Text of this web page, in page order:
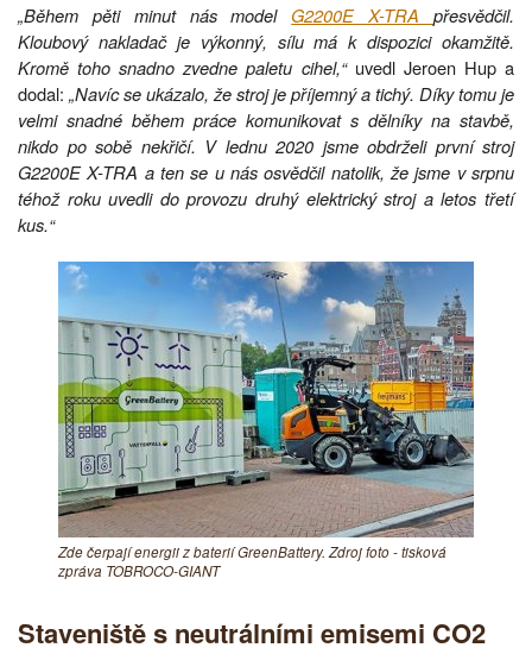
„Během pěti minut nás model G2200E X-TRApřesvědčil.
Kloubový nakladač je výkonný, sílu má k dispozici okamžitě.
Kromě toho snadno zvedne paletu cihel,“uvedl Jeroen Hup a
dodal: „Navíc se ukázalo, že stroj je příjemný a tichý. Díky tomu je
velmi snadné během práce komunikovat s dělníky na stavbě,
nikdo po sobě nekřičí. V lednu 2020 jsme obdrželi první stroj
G2200E X-TRA a ten se u nás osvědčil natolik, že jsme v srpnu
téhož roku uvedli do provozu druhý elektrický stroj a letos třetí
kus.“
Zde čerpají energii z baterií GreenBattery. Zdroj foto - tisková
zpráva TOBROCO-GIANT
Staveniště s neutrálními emisemi CO2